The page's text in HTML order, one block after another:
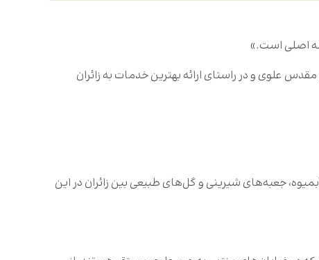
آستان مقدس علوی و در راستای ارائه بهترین خدمات به زائران
اشاره کرد که ظرفیت بیش از ۸ هزار زائر را دارد. همچنین، آبمیوه، جعبه‌های شیرینی و گل‌های طبیعی بین زائران در این